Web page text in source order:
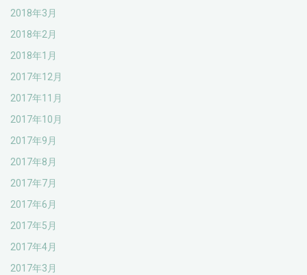
2018年3月
2018年2月
2018年1月
2017年12月
2017年11月
2017年10月
2017年9月
2017年8月
2017年7月
2017年6月
2017年5月
2017年4月
2017年3月